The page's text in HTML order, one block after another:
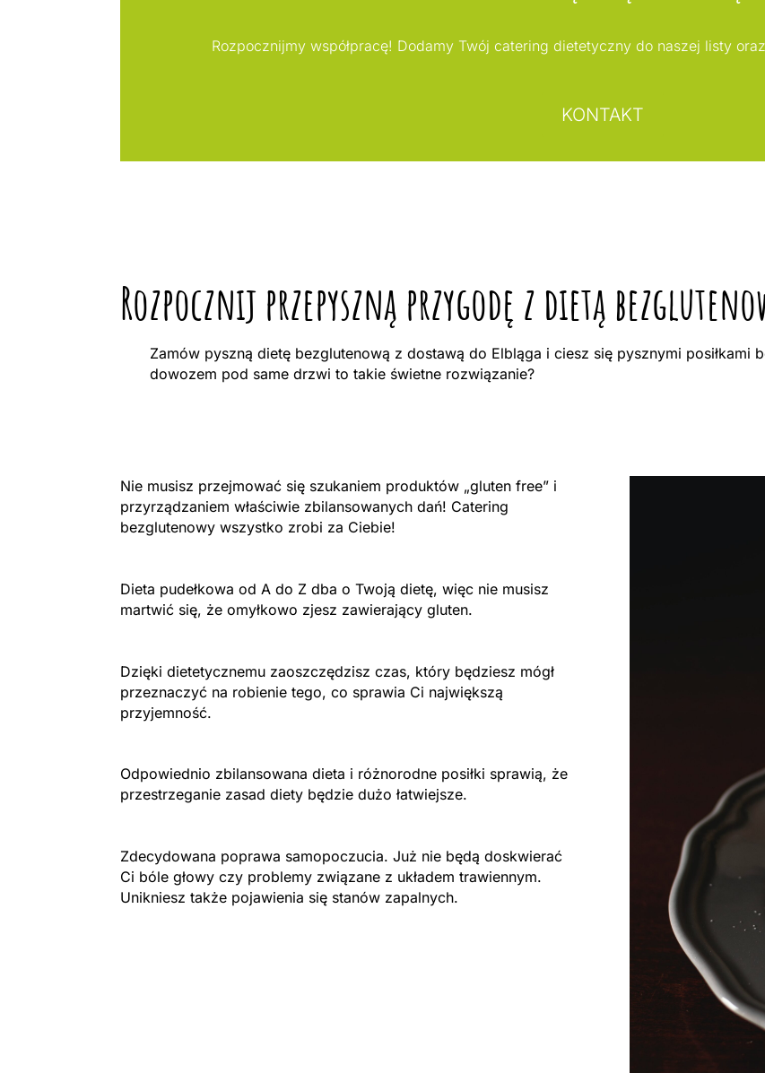
Rozpocznijmy współpracę! Dodamy Twój catering dietetyczny do naszej listy
KONTAKT
Rozpocznij przepyszną przygodę z dietą
Zamów pyszną dietę bezglutenową z dostawą do Elbląga i ciesz się pysznymi posiłkami
dowozem pod same drzwi to takie świetne rozwiązanie?
Nie musisz przejmować się szukaniem produktów „gluten free” i
przyrządzaniem właściwie zbilansowanych dań! Catering
bezglutenowy wszystko zrobi za Ciebie!
Dieta pudełkowa od A do Z dba o Twoją dietę, więc nie musisz
martwić się, że omyłkowo zjesz zawierający gluten.
Dzięki dietetycznemu zaoszczędzisz czas, który będziesz mógł
przeznaczyć na robienie tego, co sprawia Ci największą
przyjemność.
Odpowiednio zbilansowana dieta i różnorodne posiłki sprawią, że
przestrzeganie zasad diety będzie dużo łatwiejsze.
Zdecydowana poprawa samopoczucia. Już nie będą doskwierać
Ci bóle głowy czy problemy związane z układem trawiennym.
Unikniesz także pojawienia się stanów zapalnych.